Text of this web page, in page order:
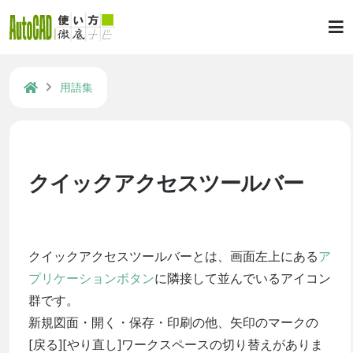
用語集
クイックアクセスツールバー
クイックアクセスツールバーとは、画面左上にあるア
プリケーションボタンに隣接して並んでいるアイコン
群です。
新規図面・開く・保存・印刷の他、矢印のマークの
[戻る][やり直し]ワークスペースの切り替えがありま